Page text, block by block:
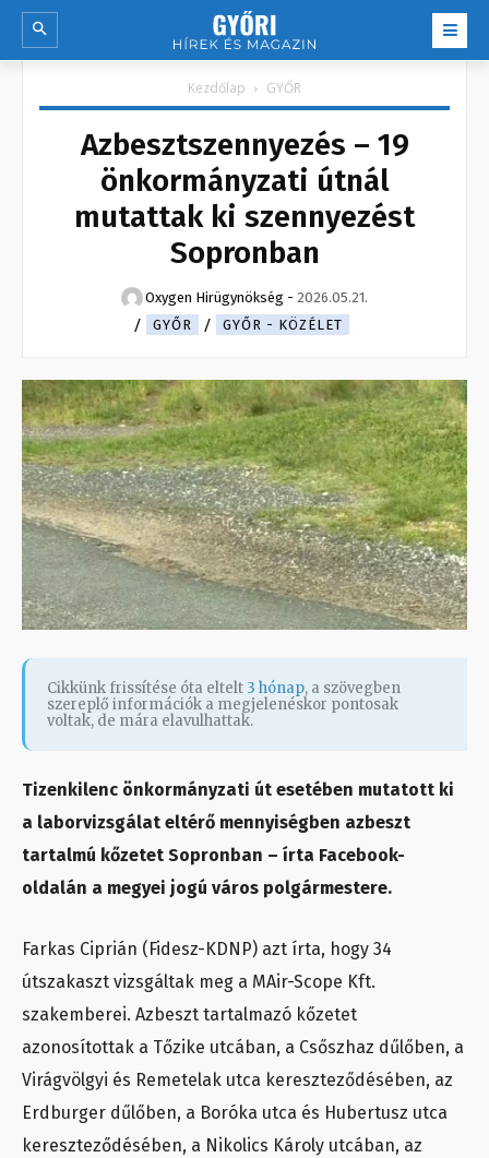
Kezdőlap GYŐR
Azbesztszennyezés – 19
önkormányzati útnál
mutattak ki szennyezést
Sopronban
Oxygen Hirügynökség - 2026.05.21.
GYŐR
GYŐR - KÖZÉLET
Cikkünk frissítése óta eltelt 3 hónap, a szövegben
szereplő információk a megjelenéskor pontosak
voltak, de mára elavulhattak.
Tizenkilenc önkormányzati út esetében mutatott ki
a laborvizsgálat eltérő mennyiségben azbeszt
tartalmú kőzetet Sopronban – írta Facebook-
oldalán a megyei jogú város polgármestere.
Farkas Ciprián (Fidesz-KDNP) azt írta, hogy 34
útszakaszt vizsgáltak meg a MAir-Scope Kft.
szakemberei. Azbeszt tartalmazó kőzetet
azonosítottak a Tőzike utcában, a Csőszhaz dűlőben, a
Virágvölgyi és Remetelak utca kereszteződésében, az
Erdburger dűlőben, a Boróka utca és Hubertusz utca
kereszteződésében, a Nikolics Károly utcában, az